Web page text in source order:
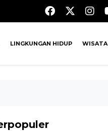
LINGKUNGAN HIDUP WISATA